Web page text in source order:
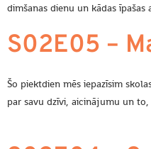
dimšanas dienu un kādas
S02E05 –
Šo piektdien mēs iepazīsim
par savu dzīvi, aicinājumu un